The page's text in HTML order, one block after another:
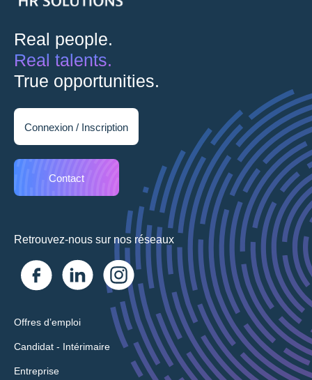
Real people.
Real talents.
True opportunities.
Connexion / Inscription
Contact
Retrouvez-nous sur nos réseaux
Offres d’emploi
Candidat - Intérimaire
Entreprise